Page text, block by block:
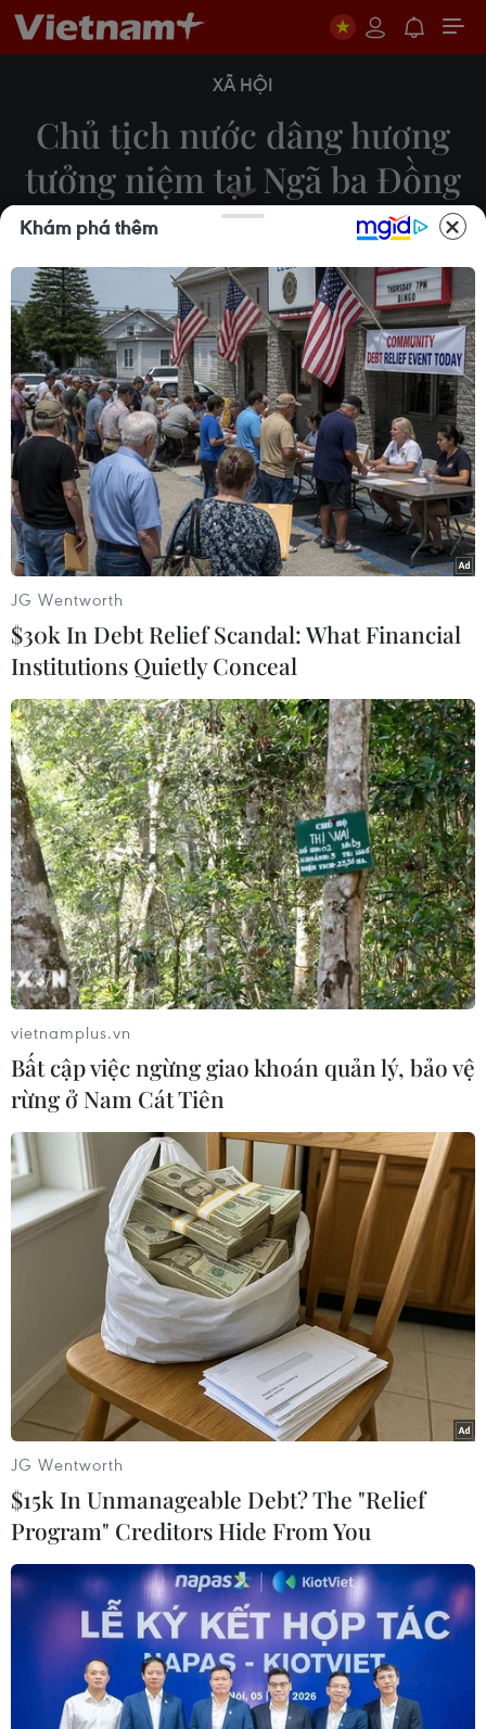
XÃ HỘI
Chủ tịch nước dâng hương
tưởng niệm tại Ngã ba Đồng
Lộc
06/09/2022 08:51
Chủ tịch nước Nguyễn Xuân Phúc dâng hương tại
Nhà bia tưởng niệm các Anh hùng Liệt sỹ thanh
niên xung phong toàn quốc và Khu mộ 10 nữ Anh
hùng Liệt sỹ thanh niên xung phong tại Ngã ba
Đồng Lộc.
Chiều 6/9, tại tỉnh Hà Tĩnh, Chủ tịch nước Nguyễn Xuân Phúc
đã dâng hương, dâng hoa tại Nhà bia tưởng niệm các Anh
hùng Liệt sỹ thanh niên xung phong toàn quốc, nơi ghi danh
hơn 4.000 liệt sỹ thanh niên xung phong trong cả nước, và Khu
mộ 10 nữ Anh hùng Liệt sỹ thanh niên xung phong tại Ngã ba
Đồng Lộc. (Ảnh: Thống Nhất/TTXVN)
Chủ tịch nước Nguyễn Xuân Phúc dâng hương, dâng hoa
tưởng nhớ 10 nữ Anh hùng liệt sỹ thanh niên xung phong tại
Ngã ba Đồng Lộc. (Ảnh: Thống Nhất/TTXVN)
Khám phá thêm
JG Wentworth
$30k In Debt Relief Scandal: What Financial
Institutions Quietly Conceal
vietnamplus.vn
Bất cập việc ngừng giao khoán quản lý, bảo vệ
rừng ở Nam Cát Tiên
JG Wentworth
$15k In Unmanageable Debt? The "Relief
Program" Creditors Hide From You